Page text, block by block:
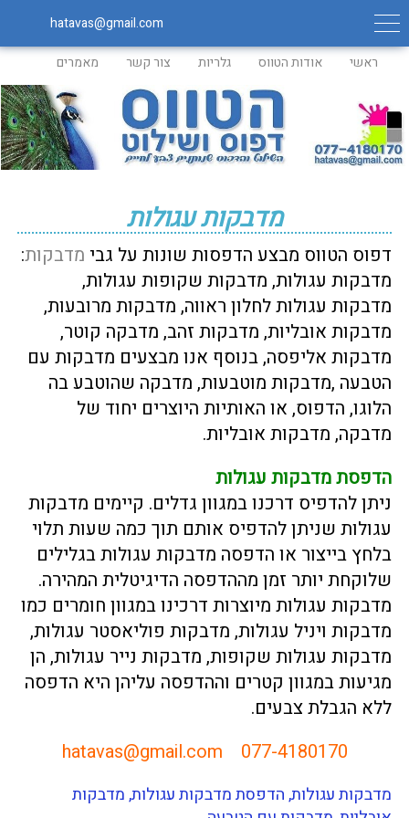
ראשי אודות הטווס גלריות צור קשר מאמרים
מדבקות עגולות
דפוס הטווס מבצע הדפסות שונות על גבי מדבקות:
מדבקות עגולות, מדבקות שקופות עגולות,
מדבקות עגולות לחלון ראווה, מדבקות מרובעות,
מדבקות אובליות, מדבקות זהב, מדבקה קוטר,
מדבקות אליפסה, בנוסף אנו מבצעים מדבקות עם
הטבעה ,מדבקות מוטבעות, מדבקה שהוטבע בה
הלוגו, הדפוס, או האותיות היוצרים יחוד של
מדבקה, מדבקות אובליות.
הדפסת מדבקות עגולות
ניתן להדפיס דרכנו במגוון גדלים. קיימים מדבקות
עגולות שניתן להדפיס אותם תוך כמה שעות תלוי
בלחץ בייצור או הדפסה מדבקות עגולות בגלילים
שלוקחת יותר זמן מההדפסה הדיגיטלית המהירה.
מדבקות עגולות מיוצרות דרכינו במגוון חומרים כמו
מדבקות ויניל עגולות, מדבקות פוליאסטר עגולות,
מדבקות עגולות שקופות, מדבקות נייר עגולות, הן
מגיעות במגוון קטרים וההדפסה עליהן היא הדפסה
ללא הגבלת צבעים.
077-4180170
hatavas@gmail.com
מדבקות עגולות, הדפסת מדבקות עגולות, מדבקות
hatavas@gmail.com